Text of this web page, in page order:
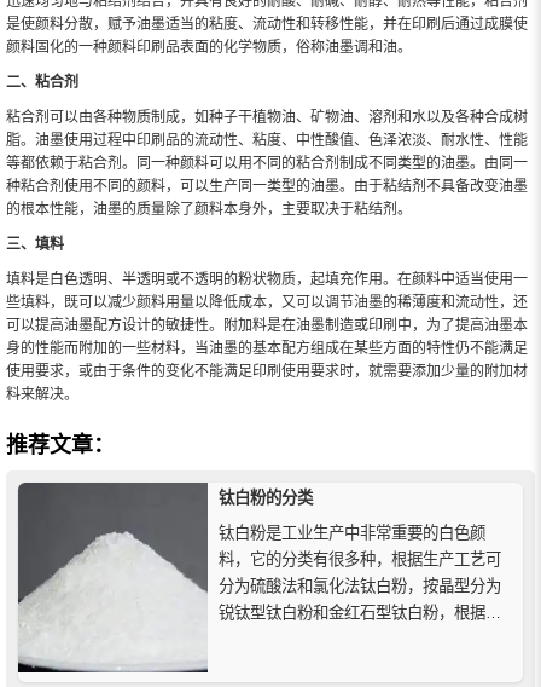
是使颜料分散，赋予油墨适当的粘度、流动性和转移性能，并在印刷后通过成膜使
颜料固化的一种颜料印刷品表面的化学物质，俗称油墨调和油。
二、粘合剂
粘合剂可以由各种物质制成，如种子干植物油、矿物油、溶剂和水以及各种合成树
脂。油墨使用过程中印刷品的流动性、粘度、中性酸值、色泽浓淡、耐水性、性能
等都依赖于粘合剂。同一种颜料可以用不同的粘合剂制成不同类型的油墨。由同一
种粘合剂使用不同的颜料，可以生产同一类型的油墨。由于粘结剂不具备改变油墨
的根本性能，油墨的质量除了颜料本身外，主要取决于粘结剂。
三、填料
填料是白色透明、半透明或不透明的粉状物质，起填充作用。在颜料中适当使用一
些填料，既可以减少颜料用量以降低成本，又可以调节油墨的稀薄度和流动性，还
可以提高油墨配方设计的敏捷性。附加料是在油墨制造或印刷中，为了提高油墨本
身的性能而附加的一些材料，当油墨的基本配方组成在某些方面的特性仍不能满足
使用要求，或由于条件的变化不能满足印刷使用要求时，就需要添加少量的附加材
料来解决。
推荐文章：
钛白粉的分类
钛白粉是工业生产中非常重要的白色颜
料，它的分类有很多种，根据生产工艺可
分为硫酸法和氯化法钛白粉，按晶型分为
锐钛型钛白粉和金红石型钛白粉，根据钛